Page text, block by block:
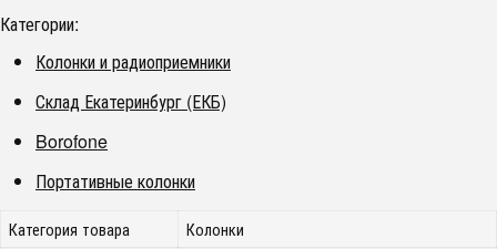
Категории:
Колонки и радиоприемники
Склад Екатеринбург (ЕКБ)
Borofone
Портативные колонки
Категория товара
Колонки